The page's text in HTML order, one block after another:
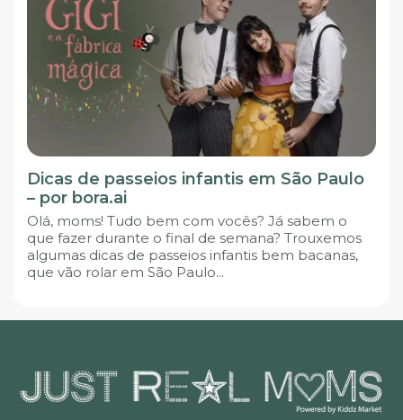
Dicas de passeios infantis em São Paulo
– por bora.ai
Olá, moms! Tudo bem com vocês? Já sabem o
que fazer durante o final de semana? Trouxemos
algumas dicas de passeios infantis bem bacanas,
que vão rolar em São Paulo...